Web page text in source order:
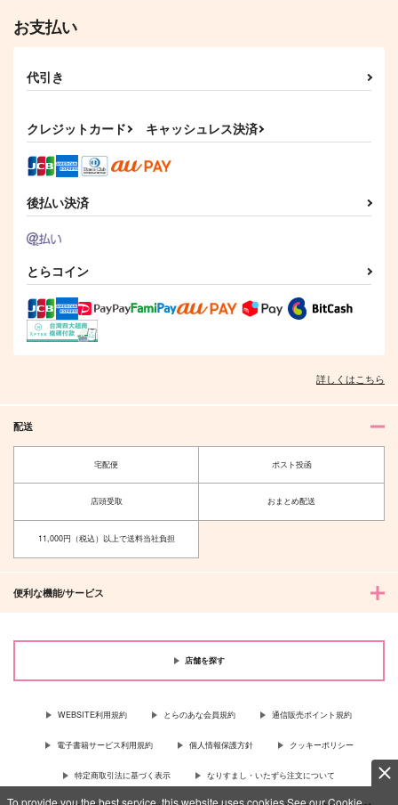
To provide you the best service, this website uses cookies.See our Cookie
お支払い
代引き
クレジットカード キャッシュレス決済
後払い決済
とらコイン
詳しくはこちら
配送
宅配便 ポスト投函
店頭受取 おまとめ配送
11,000円（税込）以上で送料当社負担
便利な機能/サービス
店舗を探す
WEBSITE利用規約 とらのあな会員規約 通信販売ポイント規約
電子書籍サービス利用規約 個人情報保護方針 クッキーポリシー
特定商取引法に基づく表示 なりすまし・いたずら注文について